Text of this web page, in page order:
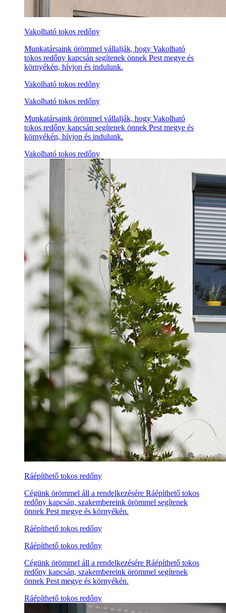
Vakolható tokos redőny
Munkatársaink örömmel vállalják, hogy Vakolható
tokos redőny kapcsán segítenek önnek Pest megye és
környékén, hívjon és indulunk.
Vakolható tokos redőny
Vakolható tokos redőny
Munkatársaink örömmel vállalják, hogy Vakolható
tokos redőny kapcsán segítenek önnek Pest megye és
környékén, hívjon és indulunk.
Vakolható tokos redőny
Ráépíthető tokos redőny
Cégünk örömmel áll a rendelkezésére Ráépíthető tokos
redőny kapcsán, szakembereink örömmel segítenek
önnek Pest megye és környékén.
Ráépíthető tokos redőny
Ráépíthető tokos redőny
Cégünk örömmel áll a rendelkezésére Ráépíthető tokos
redőny kapcsán, szakembereink örömmel segítenek
önnek Pest megye és környékén.
Ráépíthető tokos redőny